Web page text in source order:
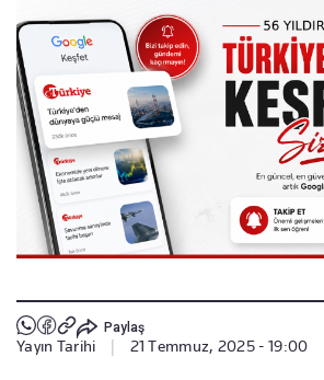
Paylaş
Yayın Tarihi 21 Temmuz, 2025 - 19:00